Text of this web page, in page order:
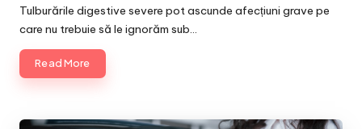
by
Tulburările digestive severe pot ascunde afecțiuni grave pe
care nu trebuie să le ignorăm sub…
Read More